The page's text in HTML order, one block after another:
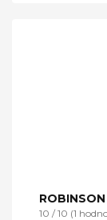
10 / 10 (1